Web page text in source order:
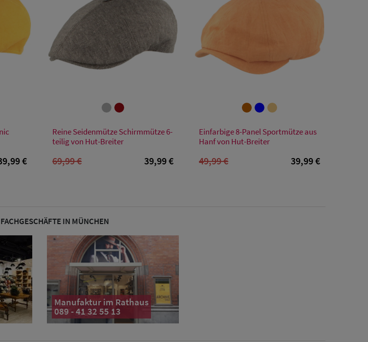
€
M L XL
Reine Seidenmütze Schirmmütze 6-
teilig von Hut-Breiter
69,99 € 39,99 €
55 56 57 58 59
Einfarbige 8-Panel Sportmütze aus
Hanf von Hut-Breiter
49,99 € 39,99 €
IN MÜNCHEN
Manufaktur im Rathaus
089 - 41 32 55 13